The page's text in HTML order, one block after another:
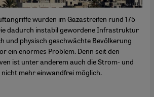
wurden im Gazastreifen rund 175
dadurch instabil gewordene Infrastruktur
und physisch geschwächte Bevölkerung
ein enormes Problem. Denn seit den
ist unter anderem auch die Strom- und
mehr einwandfrei möglich.